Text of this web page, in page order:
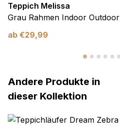
Teppich Melissa
Grau Rahmen Indoor Outdoor
ab €29,99
Andere Produkte in
dieser Kollektion